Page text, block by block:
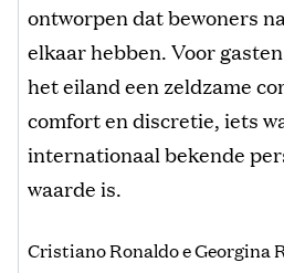
ontworpen dat bewoners
elkaar hebben. Voor
het eiland een zeldzame
comfort en discretie, iets
internationaal bekende
waarde is.
Cristiano Ronaldo e Georgina